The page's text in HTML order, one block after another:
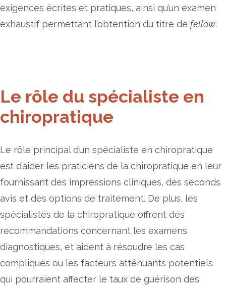
exigences écrites et pratiques, ainsi qu’un examen
exhaustif permettant l’obtention du titre de fellow.
Le rôle du spécialiste en
chiropratique
Le rôle principal d’un spécialiste en chiropratique
est d’aider les praticiens de la chiropratique en leur
fournissant des impressions cliniques, des seconds
avis et des options de traitement. De plus, les
spécialistes de la chiropratique offrent des
recommandations concernant les examens
diagnostiques, et aident à résoudre les cas
compliqués ou les facteurs atténuants potentiels
qui pourraient affecter le taux de guérison des